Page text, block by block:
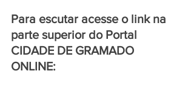
Para escutar acesse o link na
parte superior do Portal
CIDADE DE GRAMADO
ONLINE: